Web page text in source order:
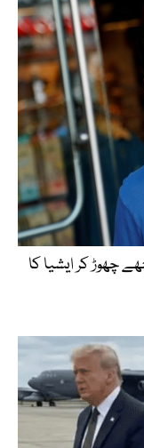
چھوڑ کر ایشیا کا